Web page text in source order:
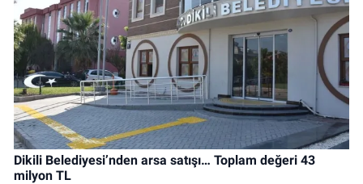
Dikili Belediyesi’nden arsa satışı… Toplam değeri 43
milyon TL